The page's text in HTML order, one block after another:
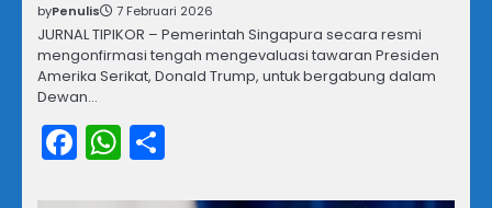
byPenulis 7 Februari 2026
JURNAL TIPIKOR – Pemerintah Singapura secara resmi
mengonfirmasi tengah mengevaluasi tawaran Presiden
Amerika Serikat, Donald Trump, untuk bergabung dalam
Dewan…
Facebook
WhatsApp